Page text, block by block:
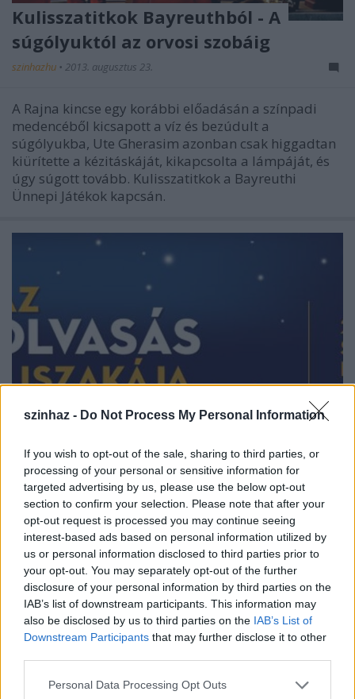
szinhaz - Do Not Process My Personal Information
If you wish to opt-out of the sale, sharing to third parties, or
processing of your personal or sensitive information for
targeted advertising by us, please use the below opt-out
section to confirm your selection. Please note that after your
opt-out request is processed you may continue seeing
interest-based ads based on personal information utilized by
us or personal information disclosed to third parties prior to
your opt-out. You may separately opt-out of the further
disclosure of your personal information by third parties on the
IAB’s list of downstream participants. This information may
also be disclosed by us to third parties on the IAB’s List of
Downstream Participants that may further disclose it to other
Please note that this website/app uses one or more Google
Personal Data Processing Opt Outs
Kulisszatitkok Bayreuthból - A
súgólyuktól az orvosi szobáig
szinhazhu • 2013. augusztus 23.
A Rajna kincse egy korábbi előadásán a színpadi
medencéből kicsapott a víz és bezúdult a
súgólyukba, Ute Gherasim azonban csak higgadtan
kiürítette a kézitáskáját, kikapcsolta a lámpáját, és
úgy súgott tovább. Kulisszatitkok a Bayreuthi
Ünnepi Játékok kapcsán.
Megrendezik az Olvasás Éjszakáját
szeptemberben
szinhazhu•2013. augusztus 23.
Több mint nyolcvan szerző részvételével, változatos
programokkal népszerűsíti a könyvkultúrát az
Olvasás éjszakája rendezvénysorozata szeptember
13-án számos budapesti és vidéki könyvesboltban.
RETRO
szinhazhu•2013. augusztus 23.